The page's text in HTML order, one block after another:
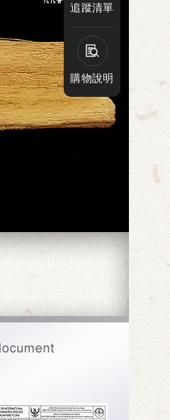
追蹤清單
購物說明